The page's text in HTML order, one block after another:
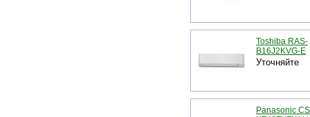
Toshiba RAS-
B16J2KVG-E
Уточняйте
Panasonic